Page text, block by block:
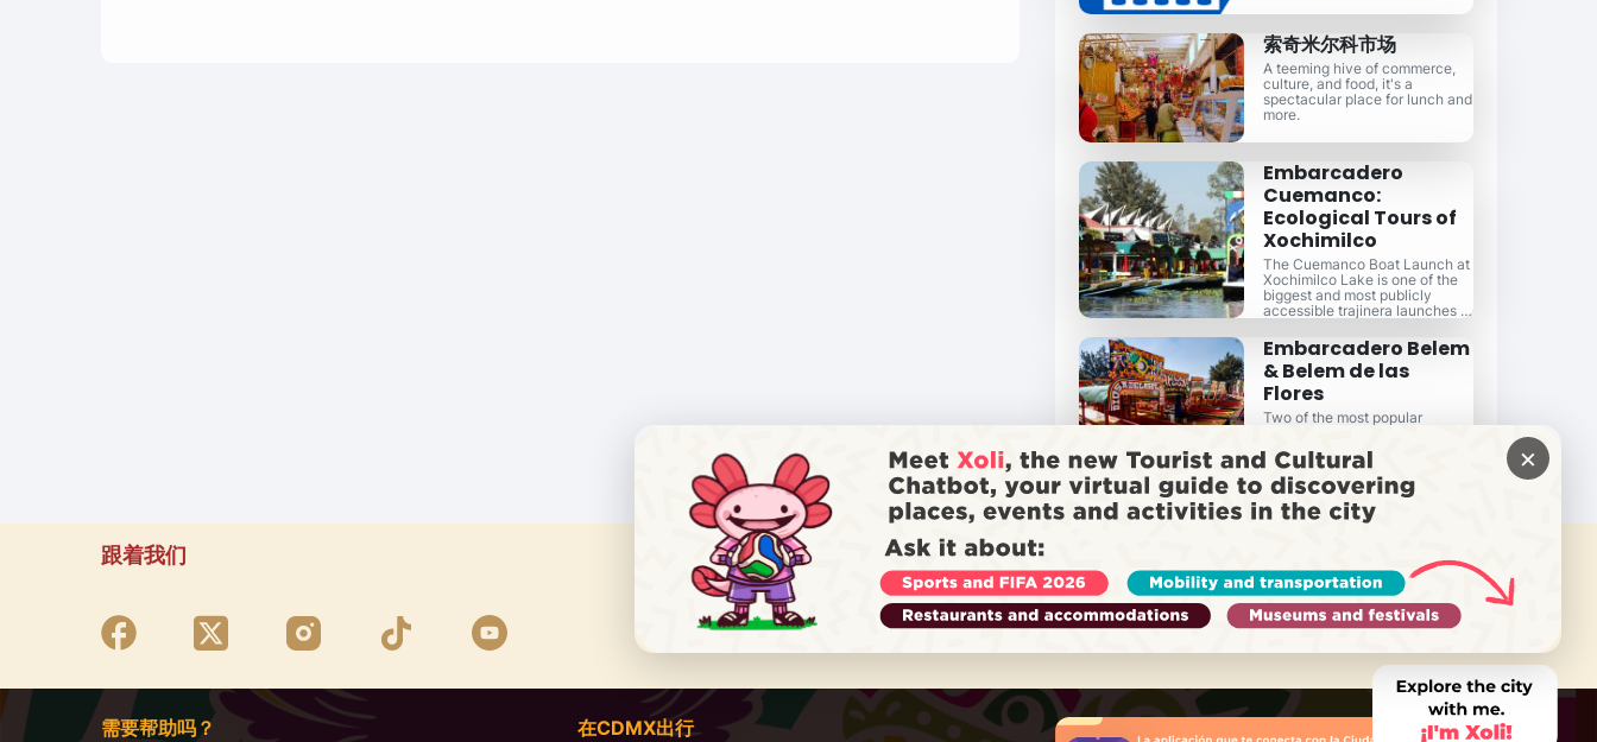
索奇米尔科市场
A teeming hive of commerce,
culture, and food, it's a
spectacular place for lunch and
more.
Embarcadero
Cuemanco:
Ecological Tours of
Xochimilco
The Cuemanco Boat Launch at
Xochimilco Lake is one of the
biggest and most publicly
accessible trajinera launches in
Embarcadero Belem
& Belem de las
Flores
Two of the most popular
in the center of Xochimilco, are
also the easiest to get to.
跟着我们
需要帮助吗？
致电 Locatel
需要帮助吗？ 在CDMX出行
×